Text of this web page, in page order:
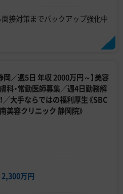
接対策までバックアップ強化中
岡／週5日 年収 2000万円～】美容
科・常勤医師募集／週4日勤務解
／大手ならではの福利厚生《SBC
美容クリニック 静岡院》
2,300万円